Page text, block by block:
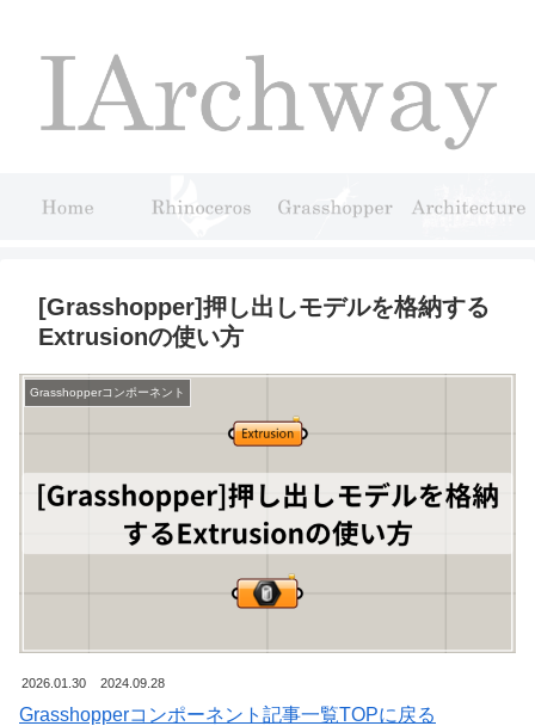
[Grasshopper]押し出しモデルを格納する
Extrusionの使い方
Grasshopperコンポーネント
2026.01.30 2024.09.28
Grasshopperコンポーネント記事一覧TOPに戻る